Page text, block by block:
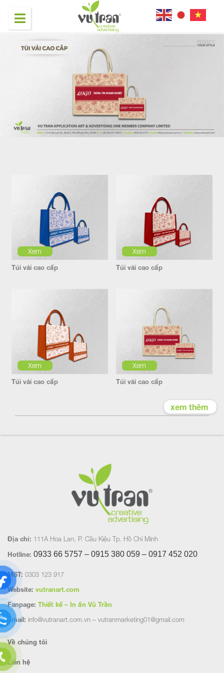
Xem
Túi vải cao cấp
Xem
Túi vải cao cấp
Xem
Túi vải cao cấp
Xem
Túi vải cao cấp
xem thêm
Địa chỉ: 111A Hoa Lan, P. Cầu Kiệu Tp. Hồ Chí Minh
Hotline: 0933 66 5757 – 0915 380 059 – 0917 452 020
MST: 0303 123 917
Website: vutranart.com
Fanpage: Thiết kế – In ấn Vũ Trần
Email: info@vutranart.com.vn – vutranmarketing01@gmail.com
Về chúng tôi
Liên hệ